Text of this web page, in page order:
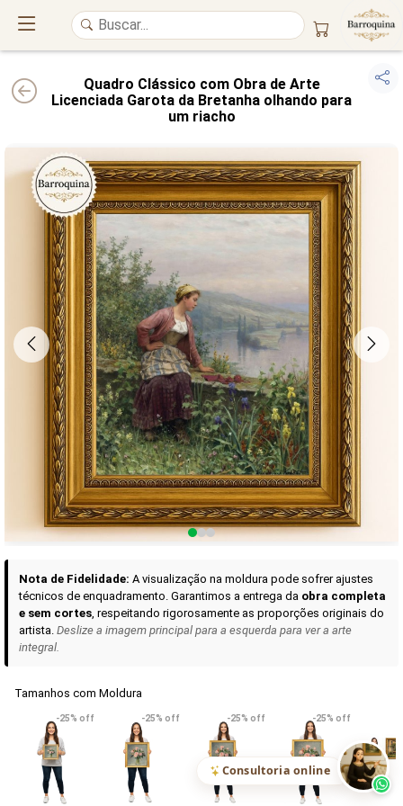
UM ATELIÊ 100% FINE ART
Trazemos a imponência dasmaiores obras de arte do mundopara o
alto padrão da sua casa. Nosso acervo reúne a genialidade de
grandes
pintores renomados, resgatando artes reaise o requinte inconfundível
das obras doséculo XIX . Produção artesanal emCanvas 100% Algodão
molduras emMadeira Maciçae impressão com Pigmentação Mineral
QUALIDADE DE MUSEU GARANTIA ETERNA
Curadoria das Campanhas
A seleção de obras-primas apresentadas em nossos vídeos nas redes
sociais, reunidas aqui para sua apreciação.
VER DETALHES
Madona de Loreto
R$ 538,42
Narciso- caravaggio
R$ 365,92
Maria
uma Rosa
R$ 365,92
Consultoria online
Quadro Clássico com Obra de Arte
Licenciada Garota da Bretanha olhando para
um riacho
Nota de Fidelidade: A visualização na moldura pode sofrer ajustes
técnicos de enquadramento. Garantimos a entrega da obra completa
e sem cortes, respeitando rigorosamente as proporções originais do
artista. Deslize a imagem principal para a esquerda para ver a arte
integral.
Tamanhos com Moldura
-25% off -25% off -25% off -25% off